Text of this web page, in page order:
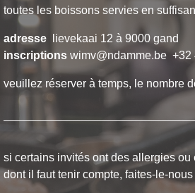
toutes les boissons servies en
adresse
lievekaai 12 à 9000 gand
inscriptionswimv@ndamme.be +32
veuillez réserver à temps, le nombre
si certains invités ont des allergies
dont il faut tenir compte, faites-le-